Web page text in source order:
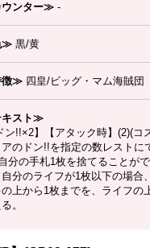
ンター≫ -
≫ 黒/黄
≫ 四皇/ビッグ・マム海賊団
スト≫
ン!!×2】【アタック時】(2)(コ
のドン!!を指定の数レストに
分の手札1枚を捨てることがで
自分のライフが1枚以下の場合
の上から1枚までを、ライフの
。